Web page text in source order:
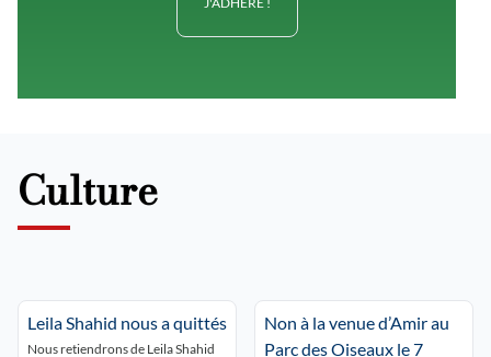
Culture
Leila Shahid nous a quittés
Nous retiendrons de Leila Shahid
Non à la venue d’Amir au
Parc des Oiseaux le 7